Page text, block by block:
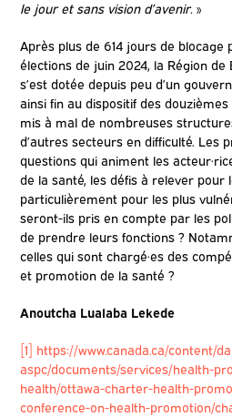
le jour et sans vision d’avenir. »
Après plus de 614 jours de blocage
élections de juin 2024, la Région de
s’est dotée depuis peu d’un
ainsi fin au dispositif des
mis à mal de nombreuses
d’autres secteurs en difficulté. Les
questions qui animent les
de la santé, les défis à relever pour
particulièrement pour les plus
seront-ils pris en compte par les
de prendre leurs fonctions ?
celles qui sont chargé·es des
et promotion de la santé ?
Anoutcha Lualaba Lekede
[1] https://www.canada.ca/content/
aspc/documents/services/health-
health/ottawa-charter-health-
conference-on-health-promotion/